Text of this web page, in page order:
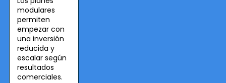
modulares
permiten
empezar con
una inversión
reducida y
escalar según
resultados
comerciales.